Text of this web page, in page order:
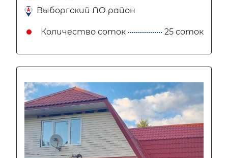
Выборгский ЛО район
Количество соток 25 соток